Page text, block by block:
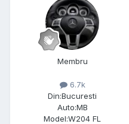
Membru
6.7k
Din:Bucuresti
Auto:MB
Model:W204 FL